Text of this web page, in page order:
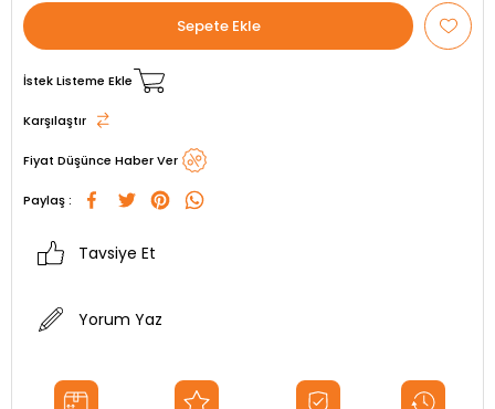
İstek Listeme Ekle
Karşılaştır
Fiyat Düşünce Haber Ver
Paylaş :
Tavsiye Et
Yorum Yaz